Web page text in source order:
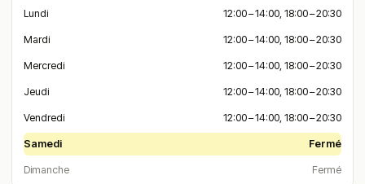
Lundi 12:00 – 14:00, 18:00 – 20:30
Mardi 12:00 – 14:00, 18:00 – 20:30
Mercredi 12:00 – 14:00, 18:00 – 20:30
Jeudi 12:00 – 14:00, 18:00 – 20:30
Vendredi 12:00 – 14:00, 18:00 – 20:30
Samedi Fermé
Dimanche Fermé